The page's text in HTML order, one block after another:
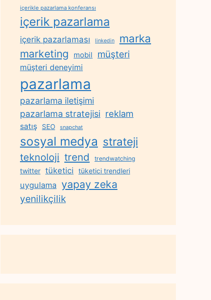
içerikle pazarlama konferansı
içerik pazarlama
içerik pazarlaması linkedin marka
marketing mobil müşteri
müşteri deneyimi
pazarlama
pazarlama iletişimi
pazarlama stratejisi reklam
satış SEO snapchat
sosyal medya strateji
teknoloji trend trendwatching
twitter tüketici tüketici trendleri
uygulama yapay zeka
yenilikçilik